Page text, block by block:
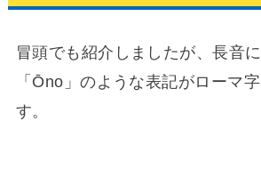
冒頭でも紹介しましたが、長音
「Ōno」のような表記がローマ
す。